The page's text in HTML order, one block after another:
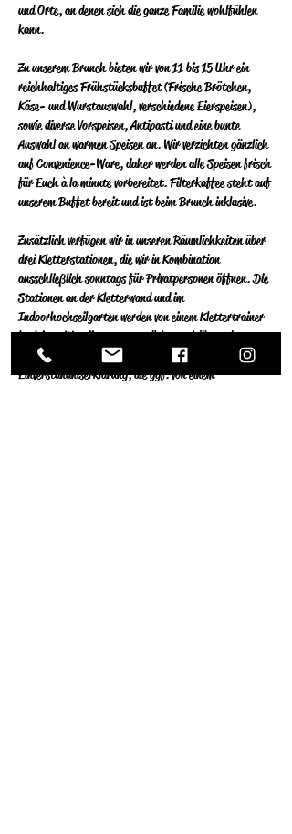
und Orte, an denen sich die ganze Familie wohlfühlen
kann.
Zu unserem Brunch bieten wir von 11 bis 15 Uhr ein
reichhaltiges Frühstücksbuffet (Frische Brötchen,
Käse- und Wurstauswahl, verschiedene Eierspeisen),
sowie diverse Vorspeisen, Antipasti und eine bunte
Auswahl an warmen Speisen an.  Wir verzichten gänzlich
auf Convenience-Ware, daher werden alle Speisen frisch
für Euch à la minute vorbereitet.  Filterkaffee steht auf
unserem Buffet bereit und ist beim Brunch inklusive.
Zusätzlich verfügen wir in unseren Räumlichkeiten über
drei Kletterstationen, die wir in Kombination
ausschließlich sonntags für Privatpersonen öffnen. Die
Stationen an der Kletterwand und im
Indoorhochseilgarten werden von einem Klettertrainer
begleitet.  Wer diese nutzen  möchte, erhält an der
Theke oder bei unserem Serviceteam eine
Einverständniserklärung, die ggf. von einem